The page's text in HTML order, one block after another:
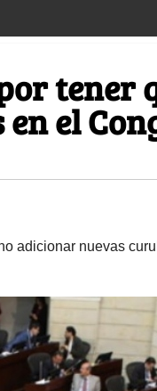
tener
el
adicionar nuevas